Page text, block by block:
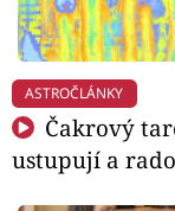
ASTROČLÁNKY
Čakrový
ustupují a